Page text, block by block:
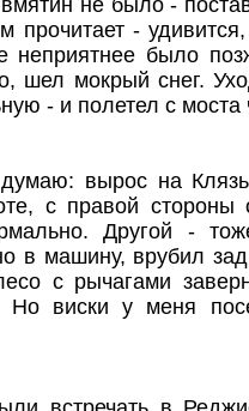
не было -
-
было
шел мокрый снег.
- и полетел с моста
вырос на
с правой стороны
Другой -
в машину, врубил
с рычагами
Но виски у меня